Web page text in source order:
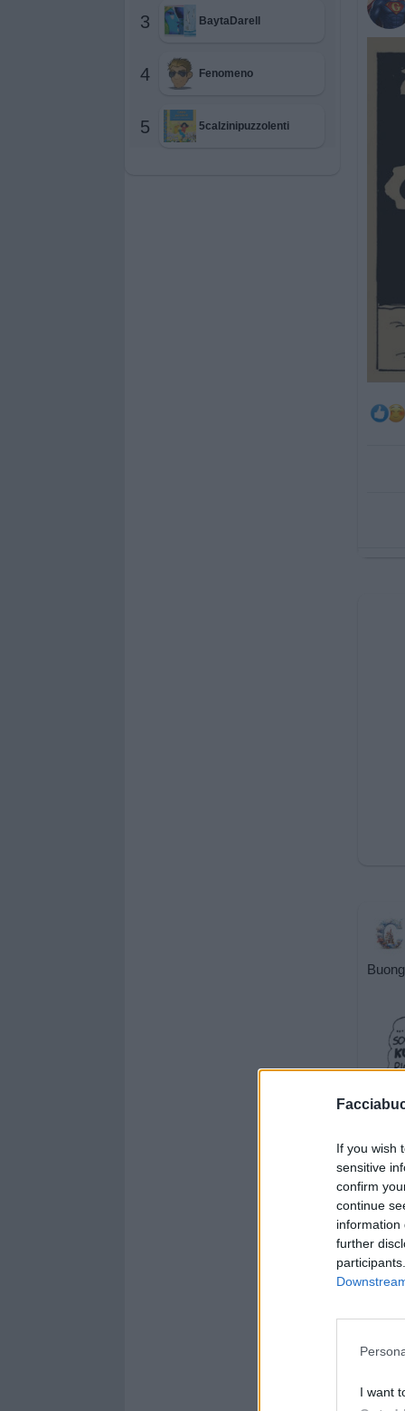
If you wish
sensitive
confirm
continue
information
further
I want
3 BaytaDarell
4 Fenomeno
5 5calzinipuzzolenti